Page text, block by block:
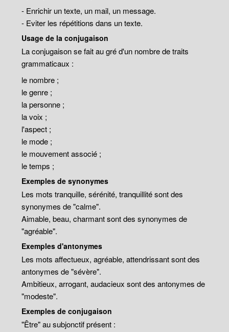
- Enrichir un texte, un mail, un message.
- Eviter les répétitions dans un texte.
Usage de la conjugaison
La conjugaison se fait au gré d'un nombre de traits
grammaticaux :
le nombre ;
le genre ;
la personne ;
la voix ;
l'aspect ;
le mode ;
le mouvement associé ;
le temps ;
Exemples de synonymes
Les mots tranquille, sérénité, tranquillité sont des
synonymes de "calme".
Aimable, beau, charmant sont des synonymes de
"agréable".
Exemples d'antonymes
Les mots affectueux, agréable, attendrissant sont des
antonymes de "sévère".
Ambitieux, arrogant, audacieux sont des antonymes de
"modeste".
Exemples de conjugaison
"Être" au subjonctif présent :